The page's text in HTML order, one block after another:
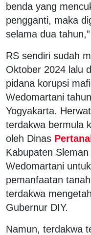
benda yang
pengganti, maka
selama dua
RS sendiri sudah
Oktober 2024 lalu
pidana korupsi
Wedomartani
Yogyakarta.
terdakwa bermula
oleh Dinas
Kabupaten
Wedomartani
pemanfaatan
terdakwa
Gubernur DIY.
Namun, terdakwa